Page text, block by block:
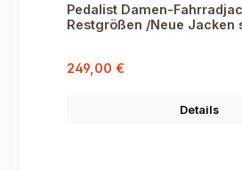
Pedalist Damen-
Restgrößen /Neue Jacken
Verkaufspreis:
249,00 €
Details